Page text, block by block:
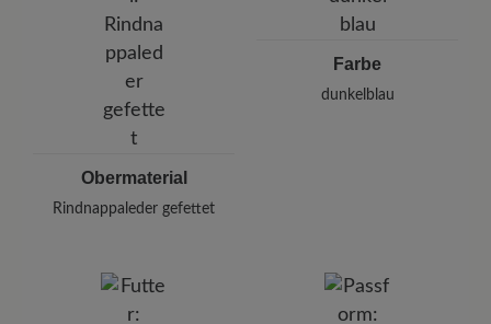
Obermaterial
Rindnappaleder gefettet
Farbe
dunkelblau